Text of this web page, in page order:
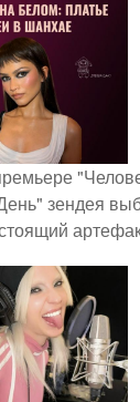
зендея